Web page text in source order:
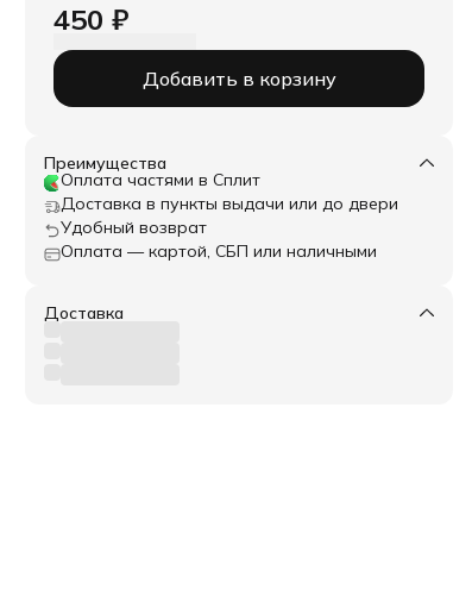
450 ₽
Добавить в корзину
Преимущества
Оплата частями в Сплит
Доставка в пункты выдачи или до двери
Удобный возврат
Оплата — картой, СБП или наличными
Доставка